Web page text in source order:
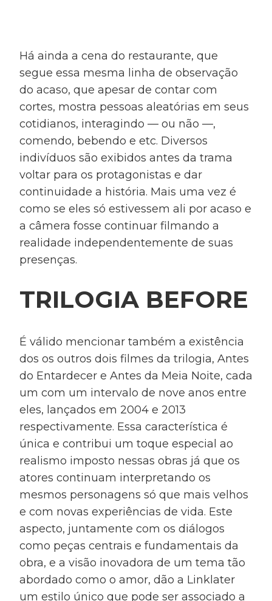
Há ainda a cena do restaurante, que
segue essa mesma linha de observação
do acaso, que apesar de contar com
cortes, mostra pessoas aleatórias em seus
cotidianos, interagindo — ou não —,
comendo, bebendo e etc. Diversos
indivíduos são exibidos antes da trama
voltar para os protagonistas e dar
continuidade a história. Mais uma vez é
como se eles só estivessem ali por acaso e
a câmera fosse continuar filmando a
realidade independentemente de suas
presenças.
TRILOGIA BEFORE
É válido mencionar também a existência
dos os outros dois filmes da trilogia, Antes
do Entardecer e Antes da Meia Noite, cada
um com um intervalo de nove anos entre
eles, lançados em 2004 e 2013
respectivamente. Essa característica é
única e contribui um toque especial ao
realismo imposto nessas obras já que os
atores continuam interpretando os
mesmos personagens só que mais velhos
e com novas experiências de vida. Este
aspecto, juntamente com os diálogos
como peças centrais e fundamentais da
obra, e a visão inovadora de um tema tão
abordado como o amor, dão a Linklater
um estilo único que pode ser associado a